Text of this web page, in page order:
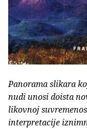
Panorama slikara
nudi unosi doista
likovnoj
interpretacije